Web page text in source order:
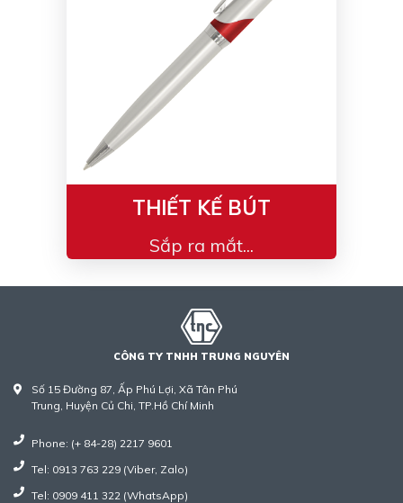
THIẾT KẾ BÚT
Sắp ra mắt...
CÔNG TY TNHH TRUNG NGUYÊN
Số 15 Đường 87, Ấp Phú Lợi, Xã Tân Phú
Trung, Huyện Củ Chi, TP.Hồ Chí Minh
Phone: (+ 84-28) 2217 9601
Tel: 0913 763 229 (Viber, Zalo)
Tel: 0909 411 322 (WhatsApp)